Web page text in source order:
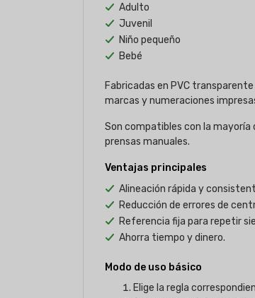
Adulto
Juvenil
Niño pequeño
Bebé
Fabricadas en PVC
marcas y numeraciones
Son compatibles con la
prensas manuales.
Ventajas principales
Alineación rápida y
Reducción de errores de
Referencia fija para repetir
Ahorra tiempo y dinero.
Modo de uso básico
Elige la regla